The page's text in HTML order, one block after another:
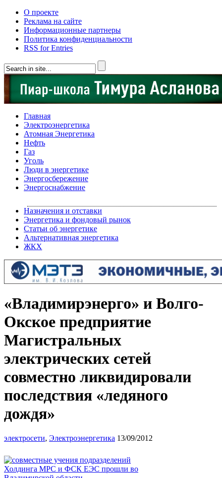
О проекте
Реклама на сайте
Информационные партнеры
Политика конфиденциальности
RSS for Entries
Главная
Электроэнергетика
Атомная Энергетика
Нефть
Газ
Уголь
Люди в энергетике
Энергосбережение
Энергоснабжение
Назначения и отставки
Энергетика и фондовый рынок
Статьи об энергетике
Альтернативная энергетика
ЖКХ
«Владимирэнерго» и Волго-
Окское предприятие
Магистральных
электрических сетей
совместно ликвидировали
последствия «ледяного
дождя»
электросети, Электроэнергетика 13/09/2012